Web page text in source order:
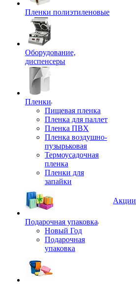
Пленки полиэтиленовые
Оборудование,
диспенсеры
Пленки
Пищевая пленка
Пленка для паллет
Пленка ПВХ
Пленка воздушно-
пузырьковая
Термоусадочная
пленка
Пленки для
запайки
Подарочная упаковка
Новый Год
Подарочная
упаковка
Акции